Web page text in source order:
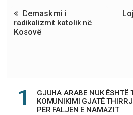
Demaskimi i
radikalizmit katolik në
Kosovë
GJUHA ARABE NUK ËSHTË
KOMUNIKIMI GJATË
PËR FALJEN E NAMAZIT